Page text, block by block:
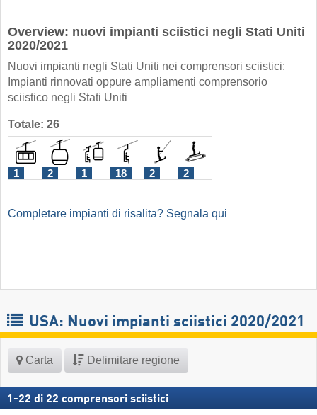
Overview: nuovi impianti sciistici negli Stati Uniti
2020/2021
Nuovi impianti negli Stati Uniti nei comprensori sciistici:
Impianti rinnovati oppure ampliamenti comprensorio
sciistico negli Stati Uniti
Totale: 26
1 2 1 18 2 2
Completare impianti di risalita? Segnala qui
USA: Nuovi impianti sciistici 2020/2021
Carta Delimitare regione
1 -22 di 22 comprensori sciistici